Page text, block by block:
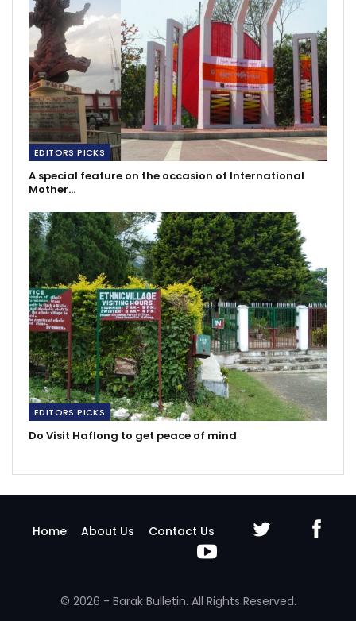
EDITORS PICKS
A special feature on the occasion of International
Mother…
EDITORS PICKS
Do Visit Haflong to get peace of mind
Home About Us Contact Us
© 2026 - Barak Bulletin. All Rights Reserved.